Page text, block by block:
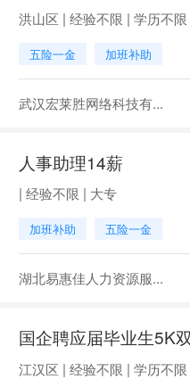
洪山区 | 经验不限 | 学历不限
五险一金 加班补助
武汉宏莱胜网络科技有...
人事助理14薪
| 经验不限 | 大专
加班补助 五险一金
湖北易惠佳人力资源服...
国企聘应届毕业生5K
江汉区 | 经验不限 | 学历不限